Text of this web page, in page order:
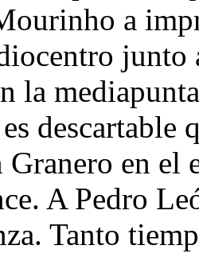
a
la
descartable
Granero en el
A Pedro
Tanto